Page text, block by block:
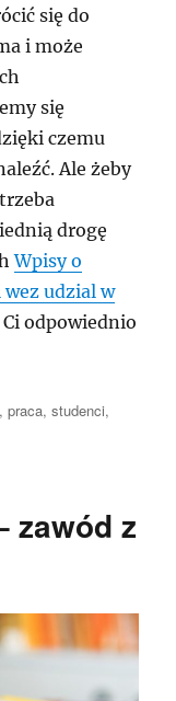
się do
i może
się
czemu
Ale żeby
drogę
Wpisy o
udzial w
odpowiednio
,praca,studenci,
zawód z